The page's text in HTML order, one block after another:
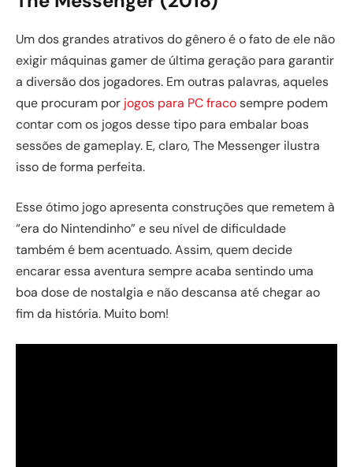
Um dos grandes atrativos do gênero é o fato de ele não
exigir máquinas gamer de última geração para garantir
a diversão dos jogadores. Em outras palavras, aqueles
que procuram por jogos para PC fracosempre podem
contar com os jogos desse tipo para embalar boas
sessões de gameplay. E, claro, The Messenger ilustra
isso de forma perfeita.
Esse ótimo jogo apresenta construções que remetem à
“era do Nintendinho” e seu nível de dificuldade
também é bem acentuado. Assim, quem decide
encarar essa aventura sempre acaba sentindo uma
boa dose de nostalgia e não descansa até chegar ao
fim da história. Muito bom!